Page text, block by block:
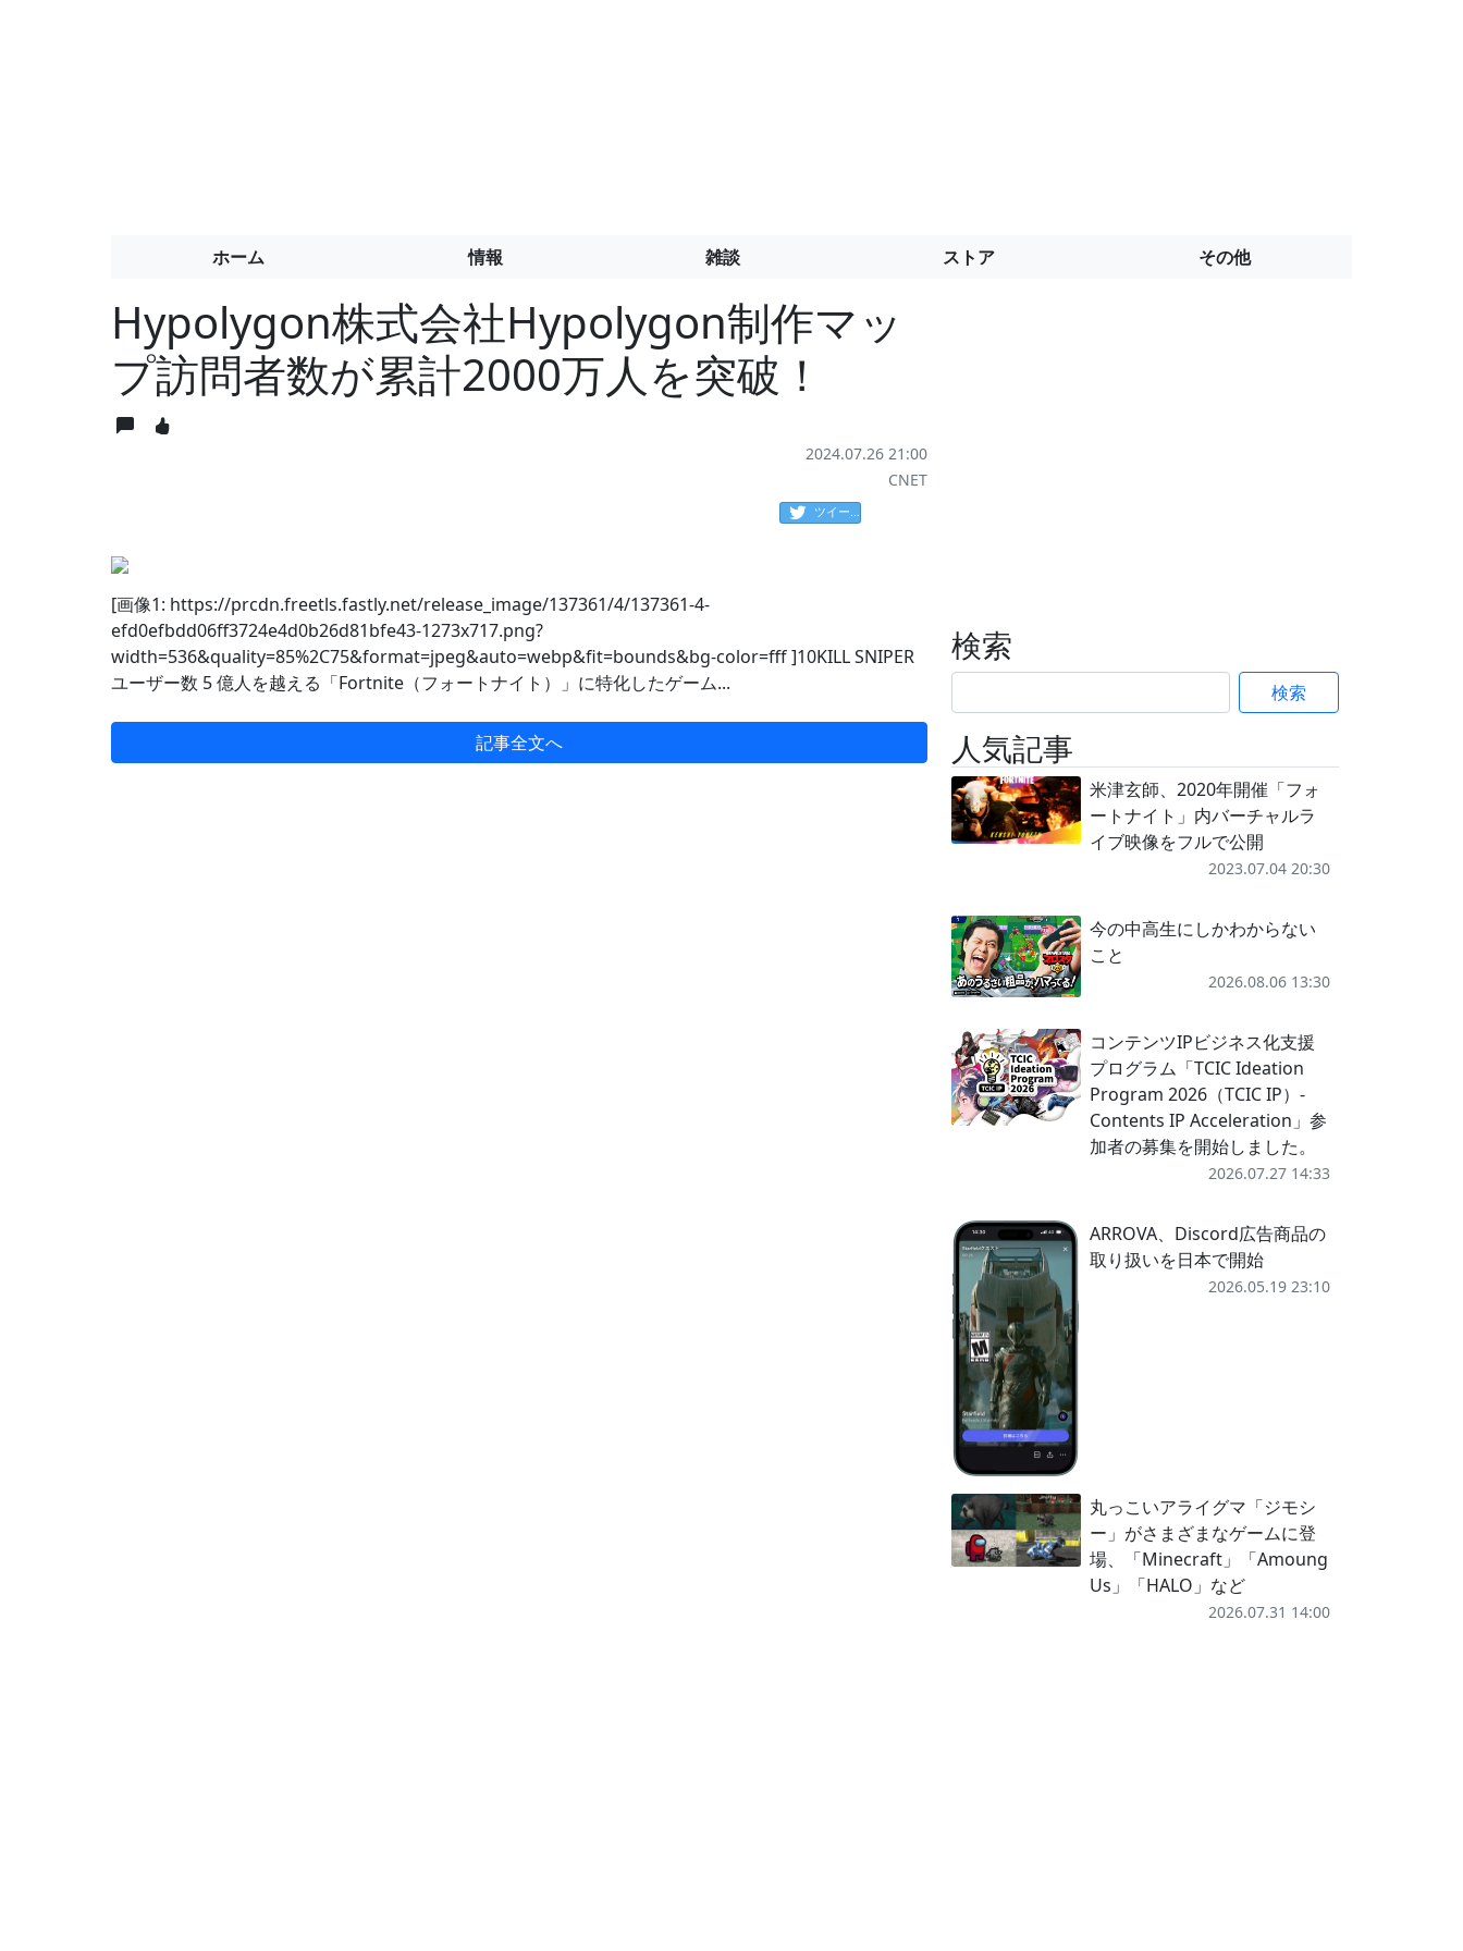
ホーム 情報 雑談 ストア その他
Hypolygon株式会社Hypolygon制作マッ
プ訪問者数が累計2000万人を突破！
2024.07.26 21:00
CNET
ツイート
[画像1: https://prcdn.freetls.fastly.net/release_image/137361/4/137361-4-
efd0efbdd06ff3724e4d0b26d81bfe43-1273x717.png?
width=536&quality=85%2C75&format=jpeg&auto=webp&fit=bounds&bg-color=fff ]10KILL SNIPER
ユーザー数 5 億人を越える「Fortnite（フォートナイト）」に特化したゲーム...
記事全文へ
検索
検索
人気記事
米津玄師、2020年開催「フォ
ートナイト」内バーチャルラ
イブ映像をフルで公開
2023.07.04 20:30
今の中高生にしかわからない
こと
2026.08.06 13:30
コンテンツIPビジネス化支援
プログラム「TCIC Ideation
Program 2026（TCIC IP）-
Contents IP Acceleration」参
加者の募集を開始しました。
2026.07.27 14:33
ARROVA、Discord広告商品の
取り扱いを日本で開始
2026.05.19 23:10
丸っこいアライグマ「ジモシ
ー」がさまざまなゲームに登
場、「Minecraft」「Amoung
Us」「HALO」など
2026.07.31 14:00